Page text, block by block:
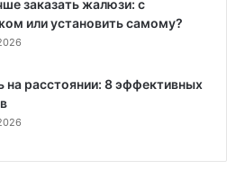
заказать жалюзи: с
или установить самому?
на расстоянии: 8 эффективных